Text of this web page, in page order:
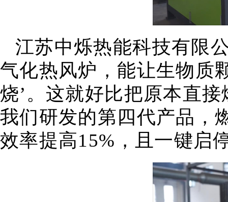
江苏中烁热能科技有限
气化热风炉，能让生物质
烧’。这就好比把原本直
我们研发的第四代产品，
效率提高15%，且一键启